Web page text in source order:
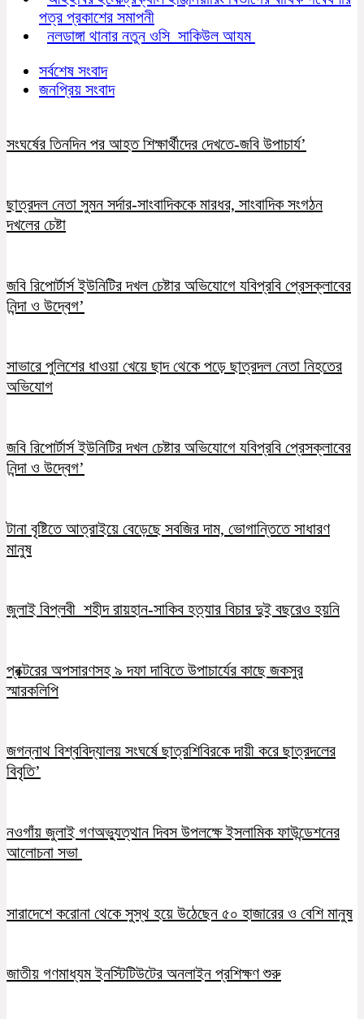
পত্র প্রকাশের সমাপনী
নলডাঙ্গা থানার নতুন ওসি সাকিউল আযম
সর্বশেষ সংবাদ
জনপ্রিয় সংবাদ
সংঘর্ষের তিনদিন পর আহত শিক্ষার্থীদের দেখতে-জবি উপাচার্য’
ছাত্রদল নেতা সুমন সর্দার-সাংবাদিককে মারধর, সাংবাদিক সংগঠন
দখলের চেষ্টা
জবি রিপোর্টার্স ইউনিটির দখল চেষ্টার অভিযোগে যবিপ্রবি প্রেসক্লাবের
নিন্দা ও উদ্বেগ’
সাভারে পুলিশের ধাওয়া খেয়ে ছাদ থেকে পড়ে ছাত্রদল নেতা নিহতের
অভিযোগ
জবি রিপোর্টার্স ইউনিটির দখল চেষ্টার অভিযোগে যবিপ্রবি প্রেসক্লাবের
নিন্দা ও উদ্বেগ’
টানা বৃষ্টিতে আত্রাইয়ে বেড়েছে সবজির দাম, ভোগান্তিতে সাধারণ
মানুষ
জুলাই বিপ্লবী শহীদ রায়হান-সাকিব হত্যার বিচার দুই বছরেও হয়নি
প্রক্টরের অপসারণসহ ৯ দফা দাবিতে উপাচার্যের কাছে জকসুর
স্মারকলিপি
জগন্নাথ বিশ্ববিদ্যালয় সংঘর্ষে ছাত্রশিবিরকে দায়ী করে ছাত্রদলের
বিবৃতি’
নওগাঁয় জুলাই গণঅভ্যুত্থান দিবস উপলক্ষে ইসলামিক ফাউন্ডেশনের
আলোচনা সভা
সারাদেশে করোনা থেকে সুস্থ হয়ে উঠেছেন ৫০ হাজারের ও বেশি মানুষ
জাতীয় গণমাধ্যম ইনস্টিটিউটের অনলাইন প্রশিক্ষণ শুরু